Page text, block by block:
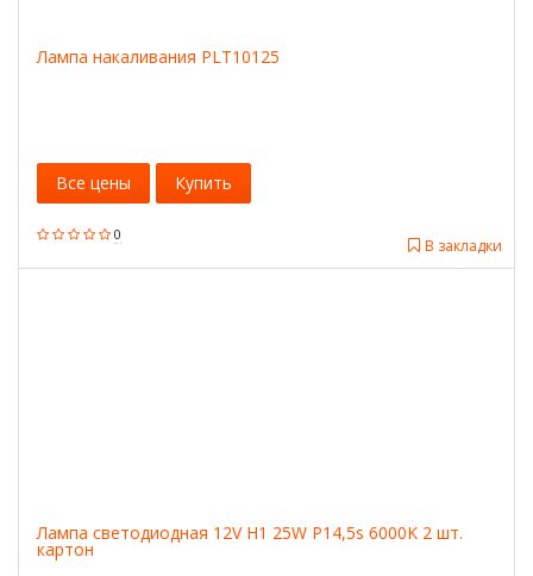
Лампа накаливания PLT10125
0
В закладки
Все цены Купить
Лампа светодиодная 12V H1 25W P14,5s 6000K 2 шт.
картон